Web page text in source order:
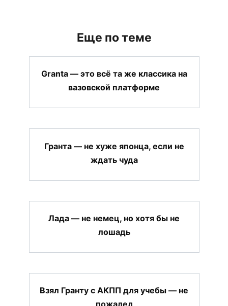
Еще по теме
Granta — это всё та же классика на
вазовской платформе
Гранта — не хуже японца, если не
ждать чуда
Лада — не немец, но хотя бы не
лошадь
Взял Гранту с АКПП для учебы — не